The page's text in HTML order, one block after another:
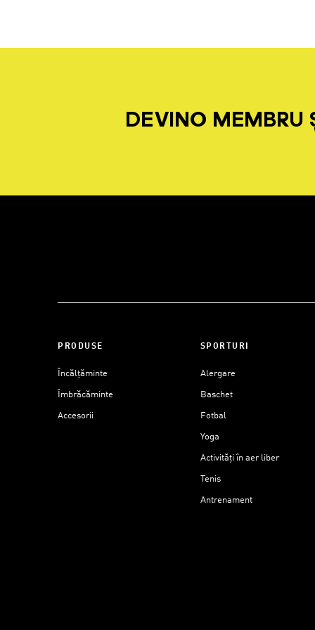
DEVINO MEMBRU
PRODUSE
Încălțăminte
Îmbrăcăminte
Accesorii
SPORTURI
Alergare
Baschet
Fotbal
Yoga
Activități în aer liber
Tenis
Antrenament